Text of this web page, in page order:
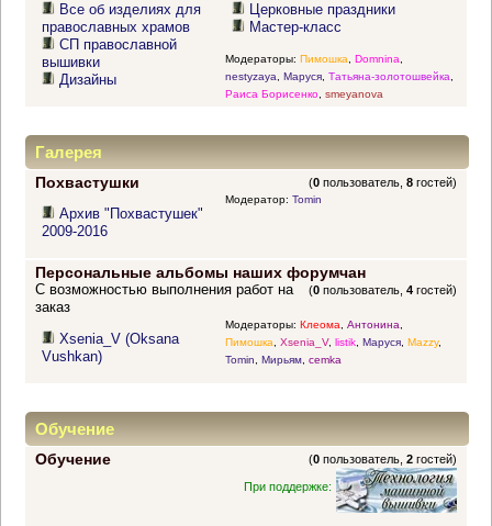
Все об изделиях для
православных храмов
СП православной
вышивки
Дизайны
Церковные праздники
Мастер-класс
Модераторы: Пимошка Domnina
nestyzaya
Маруся, Татьяна-золотошвейка
Раиса Борисенко, smeyanova
Галерея
Похвастушки (0 пользователь,8 гостей)
Архив "Похвастушек"
2009-2016
Модератор: Tomin
Персональные альбомы наших форумчан
(0 пользователь,4 гостей)
С возможностью выполнения работ на
заказ
Xsenia_V (Oksana
Vushkan)
Модераторы: Клеома, Антонина,
Пимошка, Xsenia_V, listik, Маруся, Mazzy,
Tomin, Мирьям, cemka
Обучение
Обучение (0 пользователь,2 гостей)
При поддержке: